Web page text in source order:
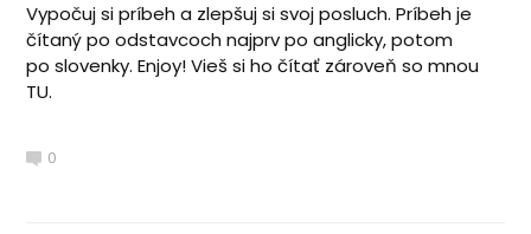
Vypočuj si príbeh a zlepšuj si svoj posluch. Príbeh je
čítaný po odstavcoch najprv po anglicky, potom
po slovenky. Enjoy! Vieš si ho čítať zároveň so mnou
TU.
0